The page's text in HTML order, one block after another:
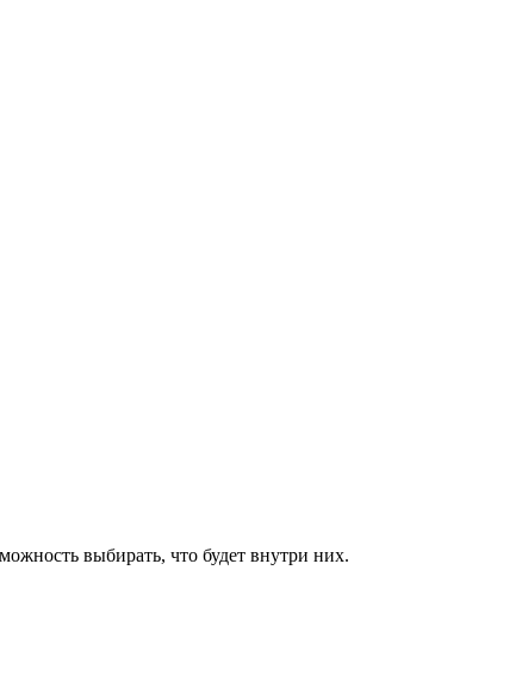
выбирать, что будет внутри них.